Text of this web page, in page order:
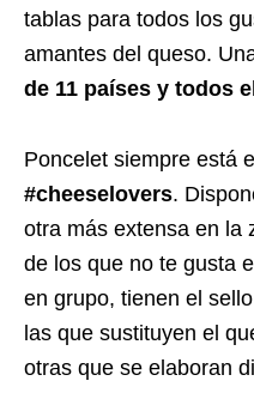
tablas para todos los
amantes del queso.
de 11 países y todos
Poncelet siempre está
#cheeselovers.
otra más extensa en la
de los que no te gusta
en grupo, tienen el
las que sustituyen el
otras que se elaboran